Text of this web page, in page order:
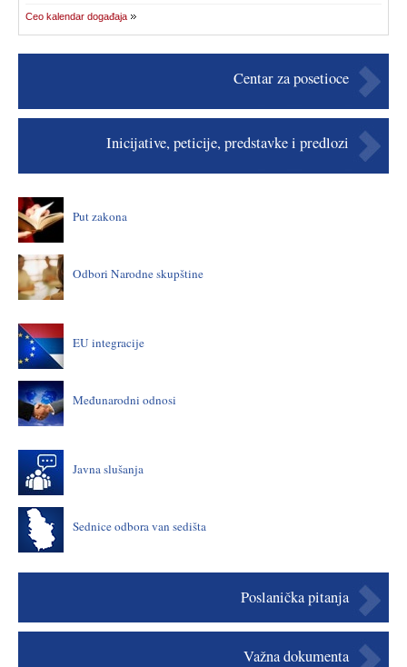
Ceo kalendar događaja
Centar za posetioce
Inicijative, peticije, predstavke i predlozi
Put zakona
Odbori Narodne skupštine
EU integracije
Međunarodni odnosi
Javna slušanja
Sednice odbora van sedišta
Poslanička pitanja
Važna dokumenta